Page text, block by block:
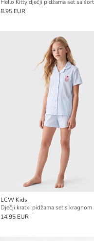
Hello Kitty dječji pidžama set sa
8.95 EUR
LCW Kids
Dječji kratki pidžama set s kragnom
14.95 EUR